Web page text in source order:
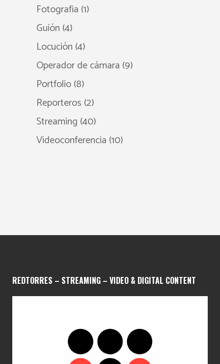
Fotografia (1)
Guión (4)
Locución (4)
Operador de cámara (9)
Portfolio(8)
Reporteros (2)
Streaming (40)
Videoconferencia (10)
REDTORRES – STREAMING – VIDEO & DIGITAL CONTENT